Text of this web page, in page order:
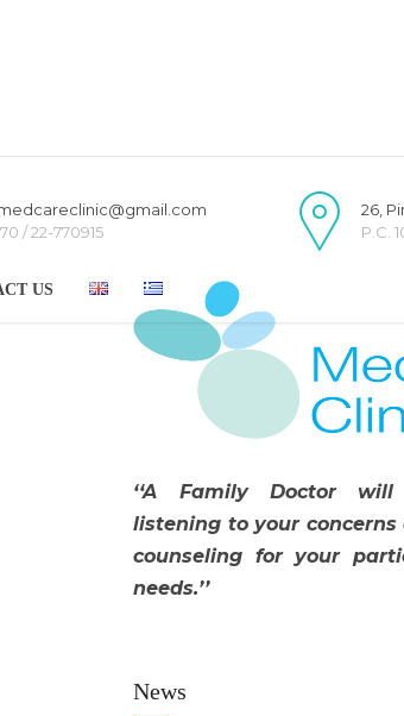
/ 22-770915
26,
P.C.
US
‘‘A Family Doctor
listening to your
counseling for your
needs.’’
News